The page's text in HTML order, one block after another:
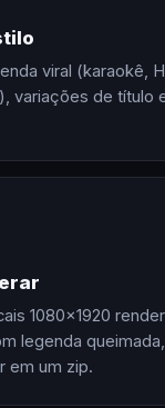
viral (karaokê,
variações de título
1080×1920
legenda
em um zip.